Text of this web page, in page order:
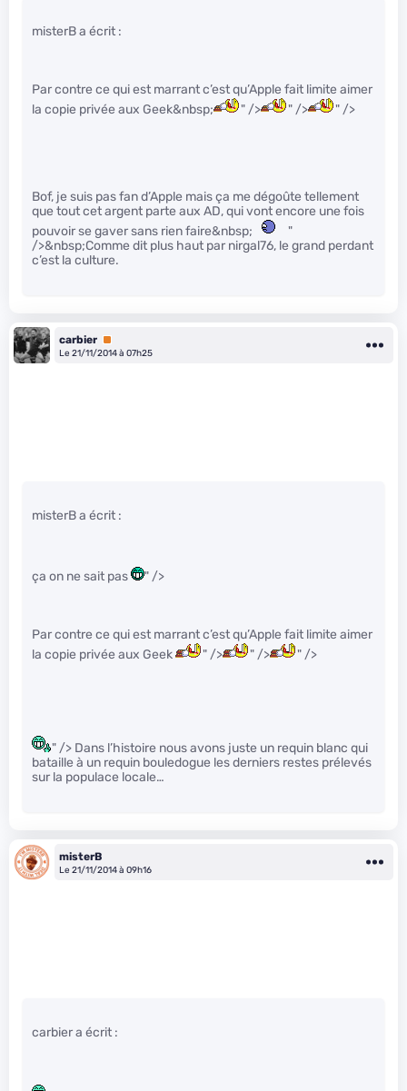
misterB a écrit :
Par contre ce qui est marrant c’est qu’Apple fait limite aimer
la copie privée aux Geek&nbsp;
" /> " /> " />
Bof, je suis pas fan d’Apple mais ça me dégoûte tellement
que tout cet argent parte aux AD, qui vont encore une fois
pouvoir se gaver sans rien faire&nbsp;
"
/>&nbsp;Comme dit plus haut par nirgal76, le grand perdant
c’est la culture.
carbier Premium
Le 21/11/2014 à 07h25
misterB a écrit :
ça on ne sait pas " />
Par contre ce qui est marrant c’est qu’Apple fait limite aimer
la copie privée aux Geek
" /> " /> " />
" /> Dans l’histoire nous avons juste un requin blanc qui
bataille à un requin bouledogue les derniers restes prélevés
sur la populace locale…
misterB
Le 21/11/2014 à 09h16
carbier a écrit :